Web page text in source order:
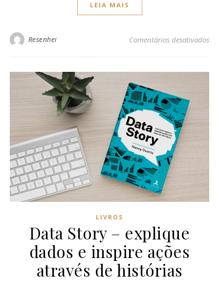
LEIA MAIS
Resenhei Comentários desativados
LIVROS
Data Story – explique
dados e inspire ações
através de histórias